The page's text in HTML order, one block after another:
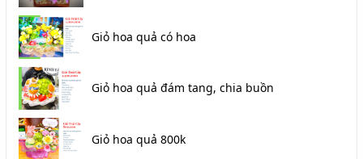
Giỏ hoa quả có hoa
Giỏ hoa quả đám tang, chia buồn
Giỏ hoa quả 800k